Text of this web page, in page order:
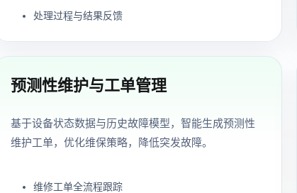
处理过程与结果反馈
预测性维护与工单管理
基于设备状态数据与历史故障模型，智能生成预测性
维护工单，优化维保策略，降低突发故障。
维修工单全流程跟踪